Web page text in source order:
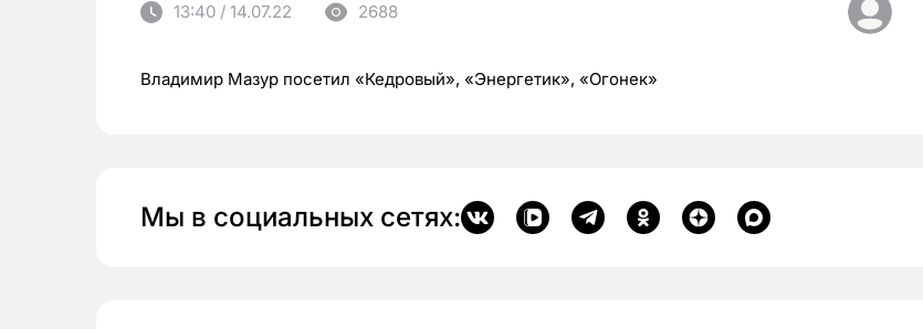
13:40 / 14.07.22 2688
Владимир Мазур посетил «Кедровый», «Энергетик», «Огонек»
Мы в социальных сетях: